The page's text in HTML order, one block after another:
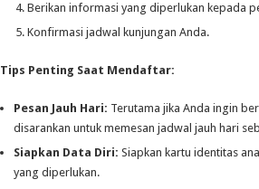
Berikan informasi yang diperlukan kepada
Konfirmasi jadwal kunjungan Anda.
Tips Penting Saat Mendaftar:
Pesan Jauh Hari: Terutama jika Anda ingin
disarankan untuk memesan jadwal jauh hari
Siapkan Data Diri: Siapkan kartu identitas
yang diperlukan.